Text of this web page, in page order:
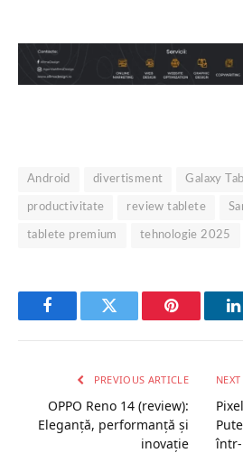
Android divertisment Galaxy
productivitate review tablete
tablete premium tehnologie 2025
FacebookTwitter Pinterest
PREVIOUS ARTICLE
OPPO Reno 14 (review):
Eleganță, performanță și
inovație
într-